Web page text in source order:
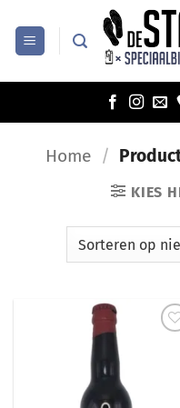
naar
inhoud
Home /
KIES